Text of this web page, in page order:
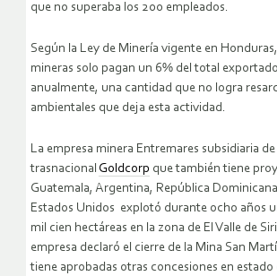
que no superaba los 200 empleados.
Según la Ley de Minería vigente en
mineras solo pagan un 6% del total
anualmente, una cantidad que no logra
ambientales que deja esta actividad.
La empresa minera Entremares subsidiaria de
trasnacional Goldcorp que también tiene
Guatemala, Argentina, República
Estados Unidos explotó durante ocho años
mil cien hectáreas en la zona de El Valle de
empresa declaró el cierre de la Mina San
tiene aprobadas otras concesiones en